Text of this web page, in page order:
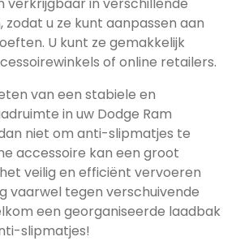
u ze kunt aanpassen aan
U kunt ze gemakkelijk
of online retailers.
van een stabiele en
in uw Dodge Ram
niet om anti-slipmatjes te
accessoire kan een groot
veilig en efficiënt vervoeren
vaarwel tegen verschuivende
een georganiseerde laadbak
slipmatjes!